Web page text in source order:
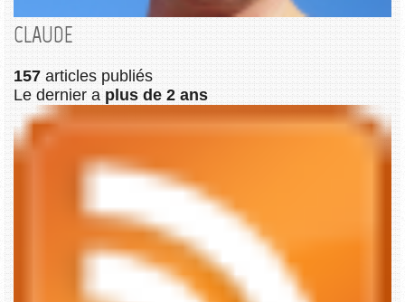
CLAUDE
157 articles publiés
Le dernier a plus de 2 ans